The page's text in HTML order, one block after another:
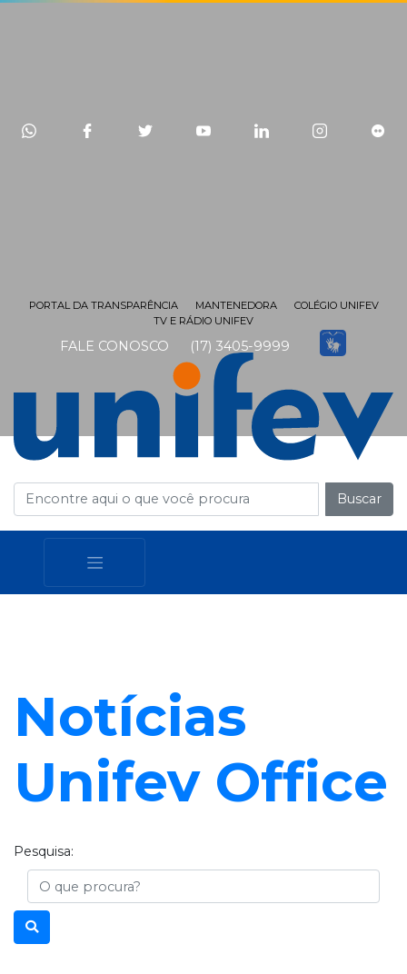
FALE CONOSCO (17) 3405-9999
PORTAL DA TRANSPARÊNCIA MANTENEDORA
COLÉGIO UNIFEV
TV E RÁDIO UNIFEV
Buscar
Notícias
Unifev Office
Pesquisa:
Busca